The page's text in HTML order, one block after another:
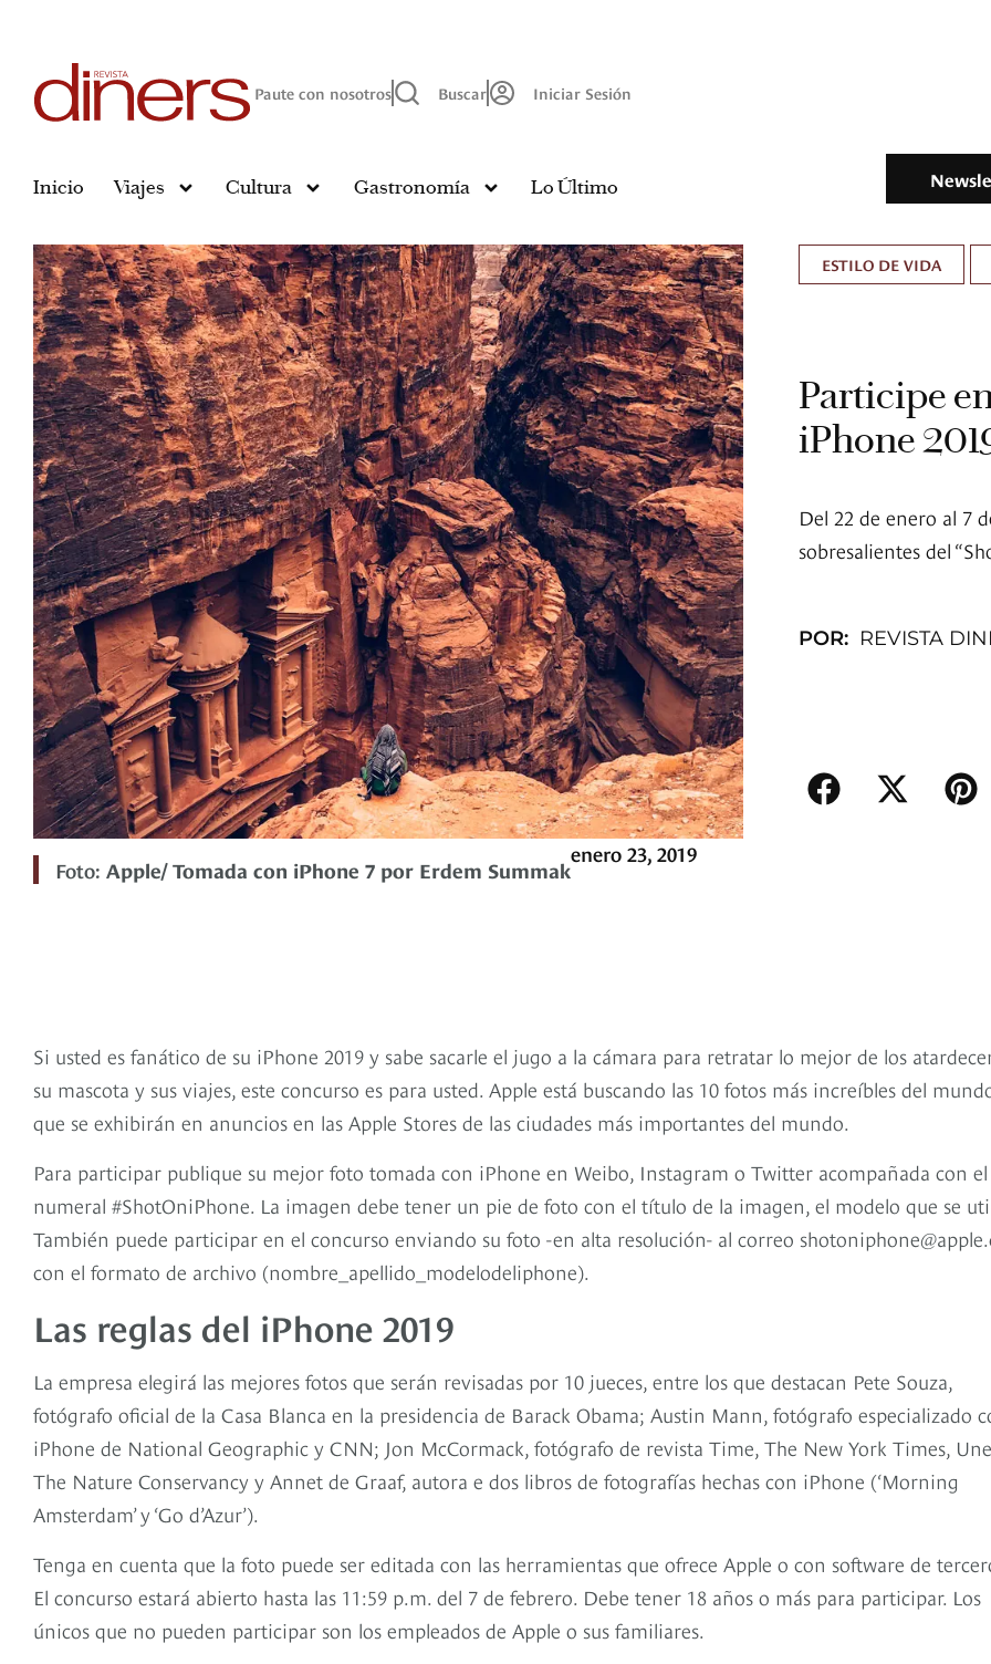
Paute con nosotros Buscar Iniciar Sesión
Inicio Viajes Cultura Gastronomía Lo Último
Foto: Apple/ Tomada con iPhone 7 por Erdem Summak
enero 23, 2019
ESTILO DE VIDA
Participe
iPhone
Del 22 de enero al 7
sobresalientes del
POR: REVISTA
Si usted es fanático de su iPhone 2019 y sabe sacarle el jugo a la cámara para retratar lo mejor de los
su mascota y sus viajes, este concurso es para usted. Apple está buscando las 10 fotos más increíbles del
que se exhibirán en anuncios en las Apple Stores de las ciudades más importantes del mundo.
Para participar publique su mejor foto tomada con iPhone en Weibo, Instagram o Twitter acompañada con el
numeral #ShotOniPhone. La imagen debe tener un pie de foto con el título de la imagen, el modelo que se
También puede participar en el concurso enviando su foto -en alta resolución- al correo
con el formato de archivo (nombre_apellido_modelodeliphone).
Las reglas del iPhone 2019
La empresa elegirá las mejores fotos que serán revisadas por 10 jueces, entre los que destacan Pete Souza,
fotógrafo oficial de la Casa Blanca en la presidencia de Barack Obama; Austin Mann, fotógrafo especializado
iPhone de National Geographic y CNN; Jon McCormack, fotógrafo de revista Time, The New York Times,
The Nature Conservancy y Annet de Graaf, autora e dos libros de fotografías hechas con iPhone (‘Morning
Amsterdam’ y ‘Go d’Azur’).
Tenga en cuenta que la foto puede ser editada con las herramientas que ofrece Apple o con software de
El concurso estará abierto hasta las 11:59 p.m. del 7 de febrero. Debe tener 18 años o más para participar. Los
únicos que no pueden participar son los empleados de Apple o sus familiares.